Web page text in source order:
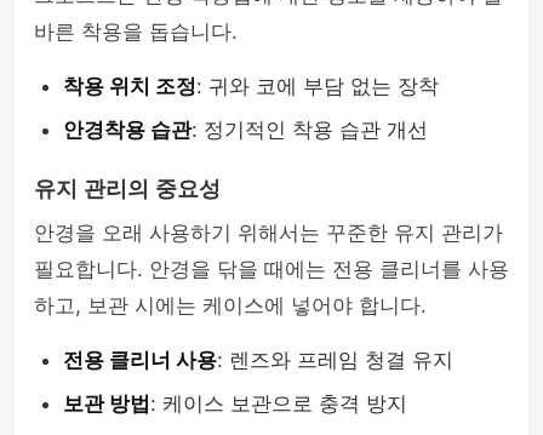
바른 착용을 돕습니다.
착용 위치 조정: 귀와 코에 부담 없는 장착
안경착용 습관: 정기적인 착용 습관 개선
유지 관리의 중요성
안경을 오래 사용하기 위해서는 꾸준한 유지 관리가
필요합니다. 안경을 닦을 때에는 전용 클리너를 사용
하고, 보관 시에는 케이스에 넣어야 합니다.
전용 클리너 사용: 렌즈와 프레임 청결 유지
보관 방법 : 케이스 보관으로 충격 방지